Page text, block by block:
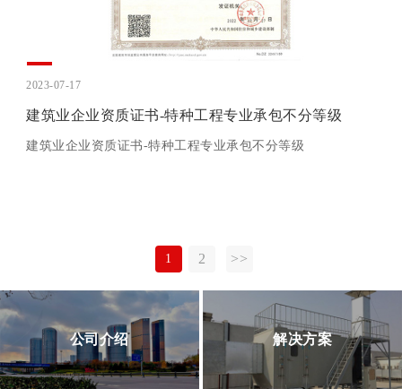
2023-07-17
建筑业企业资质证书-特种工程专业承包不分等级
建筑业企业资质证书-特种工程专业承包不分等级
1 2 >>
公司介绍 解决方案